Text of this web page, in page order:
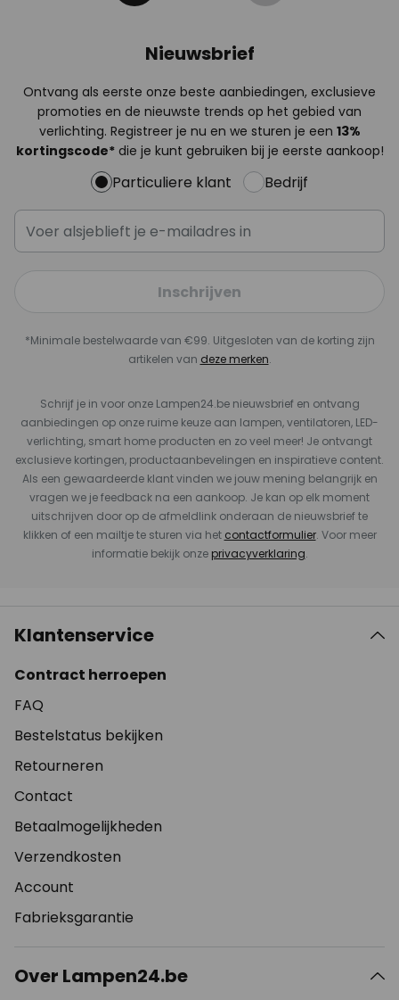
Nieuwsbrief
Ontvang als eerste onze beste aanbiedingen, exclusieve
promoties en de nieuwste trends op het gebied van
verlichting. Registreer je nu en we sturen je een 13%
kortingscode*die je kunt gebruiken bij je eerste aankoop!
Particuliere klant Bedrijf
Inschrijven
*Minimale bestelwaarde van €99. Uitgesloten van de korting zijn
artikelen van deze merken.
Schrijf je in voor onze Lampen24.be nieuwsbrief en ontvang
aanbiedingen op onze ruime keuze aan lampen, ventilatoren, LED-
verlichting, smart home producten en zo veel meer! Je ontvangt
exclusieve kortingen, productaanbevelingen en inspiratieve content.
Als een gewaardeerde klant vinden we jouw mening belangrijk en
vragen we je feedback na een aankoop. Je kan op elk moment
uitschrijven door op de afmeldlink onderaan de nieuwsbrief te
klikken of een mailtje te sturen via het contactformulier. Voor meer
informatie bekijk onze privacyverklaring.
Klantenservice
Contract herroepen
FAQ
Bestelstatus bekijken
Retourneren
Contact
Betaalmogelijkheden
Verzendkosten
Account
Fabrieksgarantie
Over Lampen24.be